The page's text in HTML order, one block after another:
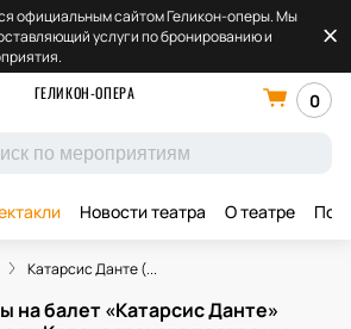
официальным сайтом Геликон-оперы. Мы
услуги по бронированию и
ГЕЛИКОН-ОПЕРА
0
Новости театра О театре
Катарсис Данте (...
на балет «Катарсис Данте»